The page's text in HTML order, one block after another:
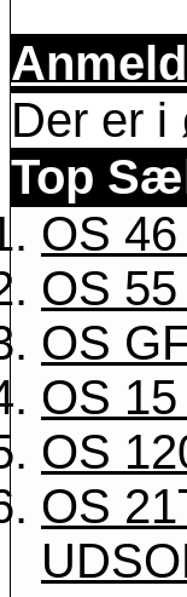
Der er i
Top
OS
OS
OS
OS
OS
OS